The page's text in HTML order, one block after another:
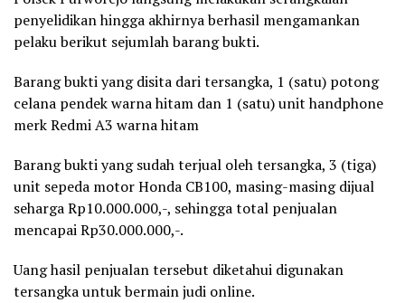
penyelidikan hingga akhirnya berhasil mengamankan
pelaku berikut sejumlah barang bukti.
Barang bukti yang disita dari tersangka, 1 (satu) potong
celana pendek warna hitam dan 1 (satu) unit handphone
merk Redmi A3 warna hitam
Barang bukti yang sudah terjual oleh tersangka, 3 (tiga)
unit sepeda motor Honda CB100, masing-masing dijual
seharga Rp10.000.000,-, sehingga total penjualan
mencapai Rp30.000.000,-.
Uang hasil penjualan tersebut diketahui digunakan
tersangka untuk bermain judi online.